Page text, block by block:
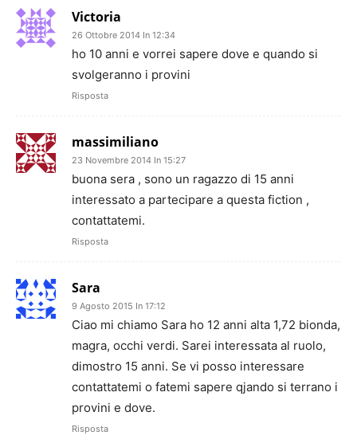
Victoria
26 Ottobre 2014 In 12:34
ho 10 anni e vorrei sapere dove e quando si
svolgeranno i provini
Risposta
massimiliano
23 Novembre 2014 In 15:27
buona sera , sono un ragazzo di 15 anni
interessato a partecipare a questa fiction ,
contattatemi.
Risposta
Sara
9 Agosto 2015 In 17:12
Ciao mi chiamo Sara ho 12 anni alta 1,72 bionda,
magra, occhi verdi. Sarei interessata al ruolo,
dimostro 15 anni. Se vi posso interessare
contattatemi o fatemi sapere qjando si terrano i
provini e dove.
Risposta